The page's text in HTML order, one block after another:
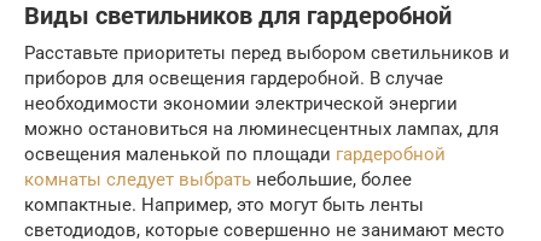
Виды светильников для гардеробной
Расставьте приоритеты перед выбором светильников и
приборов для освещения гардеробной. В случае
необходимости экономии электрической энергии
можно остановиться на люминесцентных лампах, для
освещения маленькой по площади гардеробной
комнаты следует выбрать небольшие, более
компактные. Например, это могут быть ленты
светодиодов, которые совершенно не занимают место